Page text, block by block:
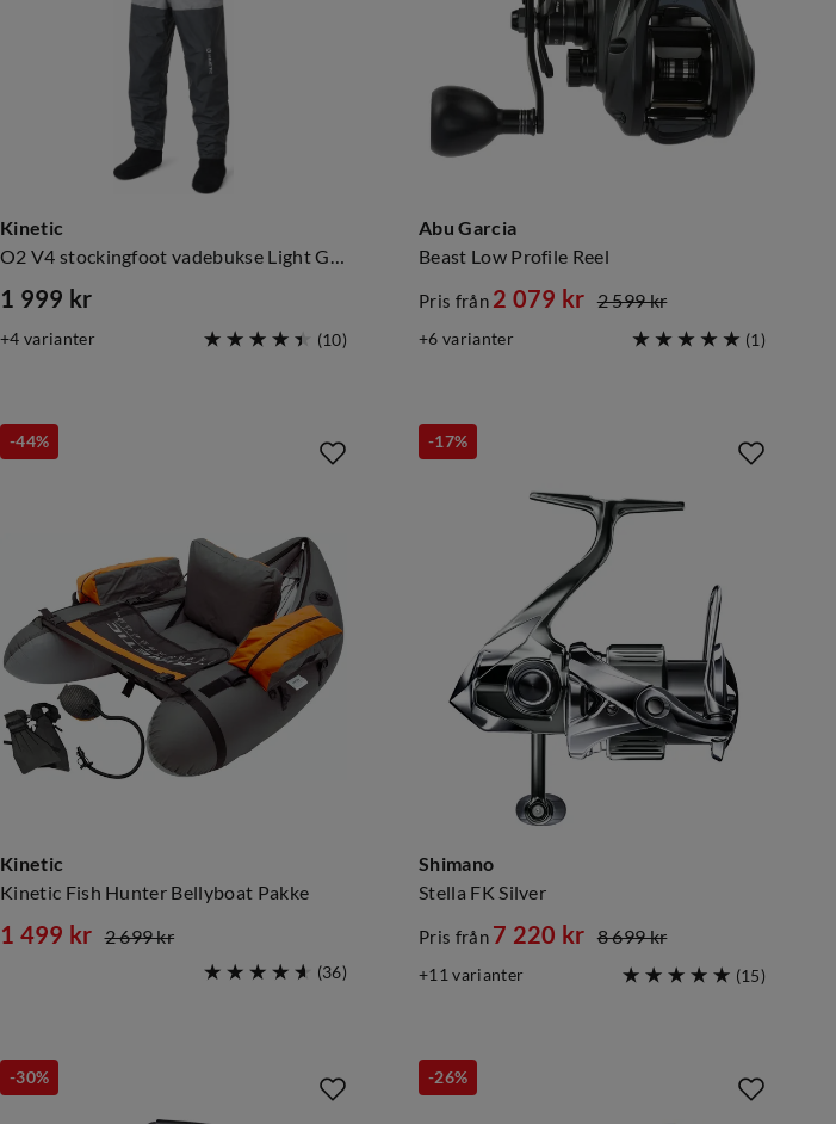
Kinetic
O2 V4 stockingfoot vadebukse Light Grey/Grey
1 999 kr
4 varianter (10)
Abu Garcia
Beast Low Profile Reel
price
Pris från 2 079 kr
price
2 599 kr
6 varianter (1)
Kinetic
Kinetic Fish Hunter Bellyboat Pakke
-44%
1 499 kr 2 699 kr
(36)
Shimano
Stella FK Silver
-17%
price
Pris från 7 220 kr
price
8 699 kr
11 varianter (15)
-30% -26%